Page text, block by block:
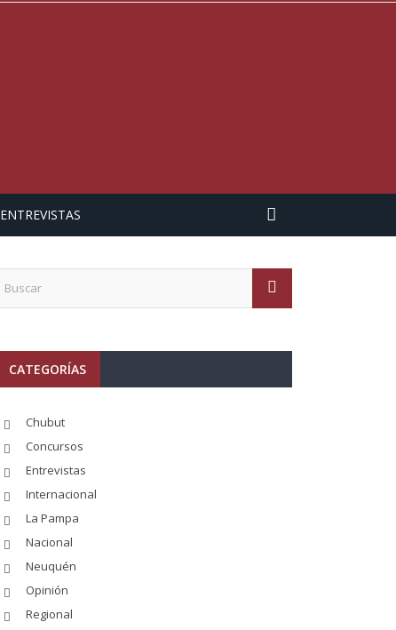
ENTREVISTAS
CATEGORÍAS
Chubut
Concursos
Entrevistas
Internacional
La Pampa
Nacional
Neuquén
Opinión
Regional